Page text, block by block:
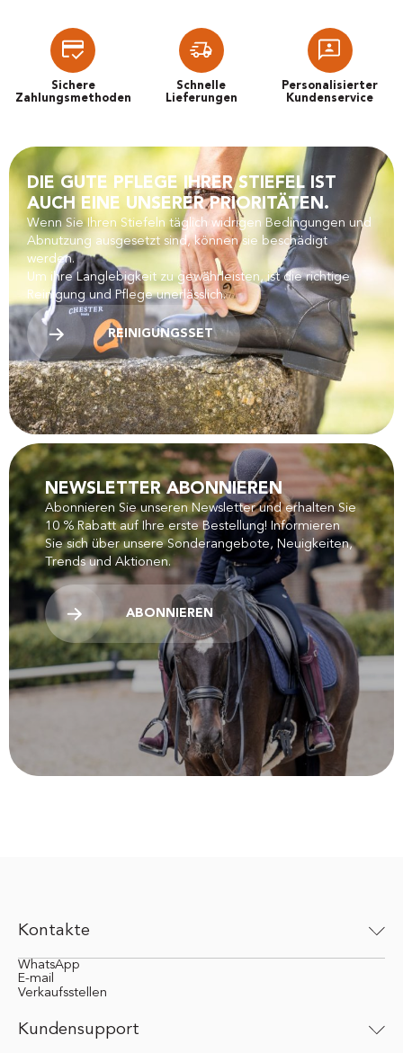
Sichere
Zahlungsmethoden
Schnelle
Lieferungen
Personalisierter
Kundenservice
DIE GUTE PFLEGE IHRER STIEFEL IST
AUCH EINE UNSERER PRIORITÄTEN.
Wenn Sie Ihren Stiefeln täglich widrigen Bedingungen und
Abnutzung ausgesetzt sind, können sie beschädigt
werden.
Um ihre Langlebigkeit zu gewährleisten, ist die richtige
Reinigung und Pflege unerlässlich.
REINIGUNGSSET
NEWSLETTER ABONNIEREN
Abonnieren Sie unseren Newsletter und erhalten Sie
10 % Rabatt auf Ihre erste Bestellung! Informieren
Sie sich über unsere Sonderangebote, Neuigkeiten,
Trends und Aktionen.
ABONNIEREN
Kontakte
Kundensupport
WhatsApp
E-mail
Verkaufsstellen